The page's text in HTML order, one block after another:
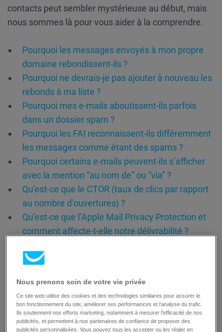
contacts peut sembler mystérieuse au début, mais
nous sommes là pour vous aider à la comprendre.
Pourquoi les messages envoyés à mon propre
domaine rebondissent-ils ?
Pourquoi ne devrais-je pas ajouter à nouveau les
rebonds à ma liste ?
Pourquoi mes e-mails aboutissent-ils parfois
dans un dossier spam ?
Pourquoi les FAI reconnaissent-ils différemment
les messages comme étant des spams ?
Pourquoi certains e-mails peuvent-ils s’afficher
avec la mention “au nom de” ou “via” ?
Qu’est-ce que le CTOR (taux de clics par rapport
au nombre d’ouvertures) ?
Qu’est-ce que l’Apple Mail Privacy Protection et
comment affecte-t-elle notre délivrabilité ?
d’Email Marketing qui influencent la livraison ?
messages?
La réputation du champ DE influence-t-elle la
délivrabilité dans la boîte de réception ou dans le
dossier Spam ?
Nous prenons soin de votre vie privée
Ce site web utilise des cookies et des technologies similaires pour assurer le
bon fonctionnement du site, améliorer ses performances et l'analyse du trafic.
Ils soutiennent nos efforts marketing, notamment à mesurer l'efficacité de nos
publicités, et permettent à nos partenaires de confiance de proposer des
publicités personnalisées. Vous pouvez tous les accepter ou les régler en